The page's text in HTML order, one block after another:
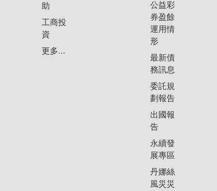
助
工商投
資
更多...
公益彩
券盈餘
運用情
形
最新債
務訊息
委託規
劃報告
出國報
告
永續發
展專區
丹娜絲
風災災